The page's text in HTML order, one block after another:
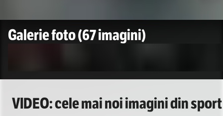
Galerie foto(67 imagini)
VIDEO: cele mai noi imagini din sport